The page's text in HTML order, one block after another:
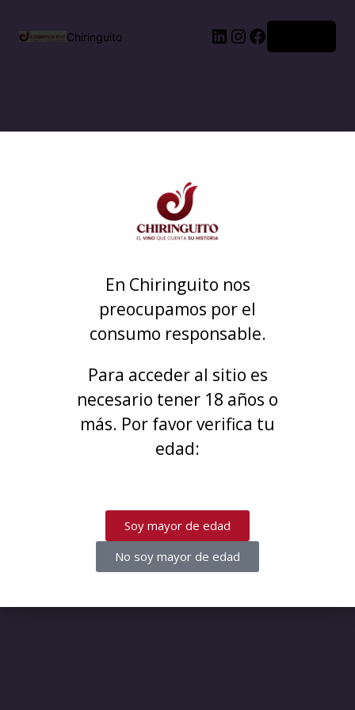
Chiringuito
¡Disculpa este desastre! Estamos
trabajando en algo increíble,
¡vuelve pronto!
En Chiringuito nos
preocupamos por el
consumo responsable.
Para acceder al sitio es
necesario tener 18 años o
más. Por favor verifica tu
edad:
Soy mayor de edad
No soy mayor de edad